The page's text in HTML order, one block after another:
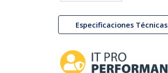
Especificaciones Técnicas